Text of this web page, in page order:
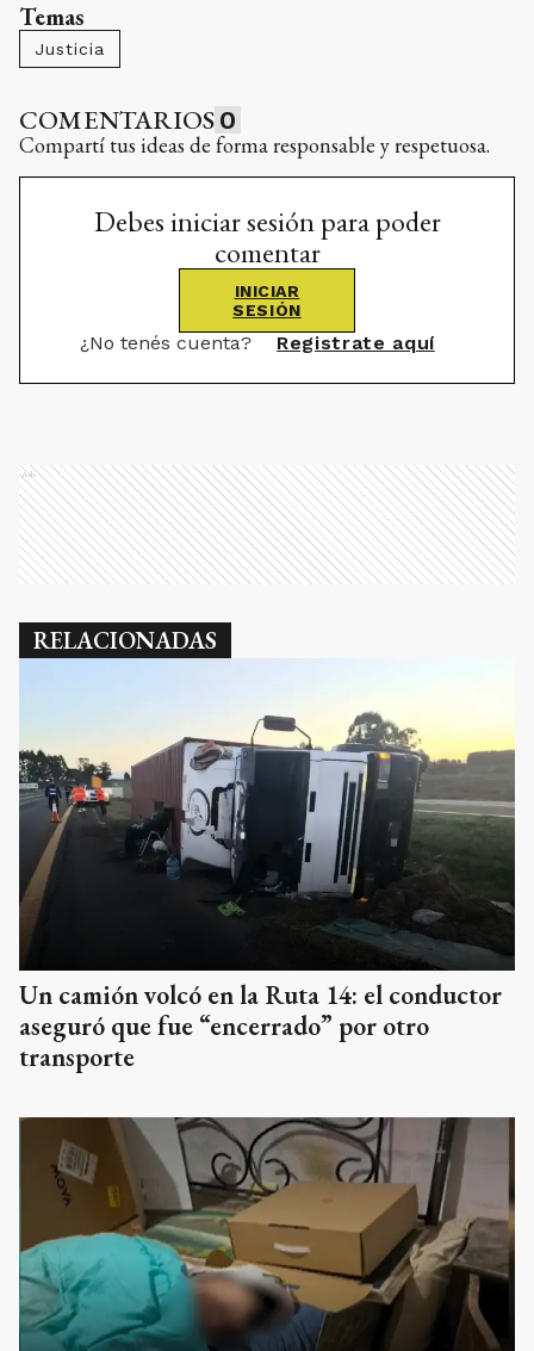
Temas
Justicia
COMENTARIOS 0
Compartí tus ideas de forma responsable y respetuosa.
Debes iniciar sesión para poder
comentar
INICIAR
SESIÓN
¿No tenés cuenta? Registrate aquí
Ads
RELACIONADAS
Un camión volcó en la Ruta 14: el conductor
aseguró que fue “encerrado” por otro
transporte